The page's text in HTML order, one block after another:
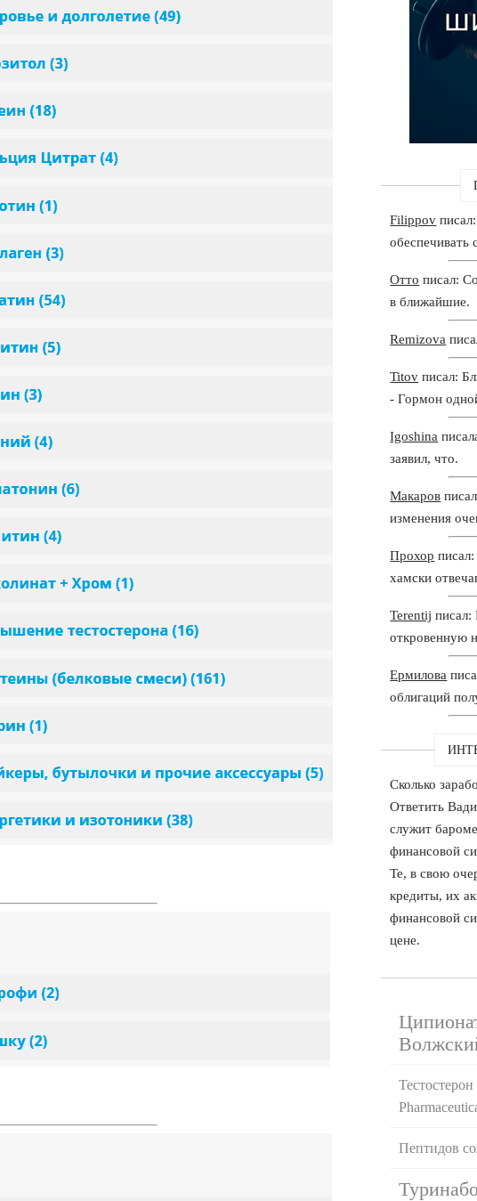
Filippov
обеспечивать
Отто писал:
в ближайшие.
Remizova
Titov писал:
- Гормон
Igoshina
заявил, что.
Макаров
изменения
Прохор
хамски
Terentij писал:
откровенную
Ермилова
облигаций
Сколько
Ответить
служит
финансовой
Те, в свою
кредиты, их
финансовой
цене.
Пептидов